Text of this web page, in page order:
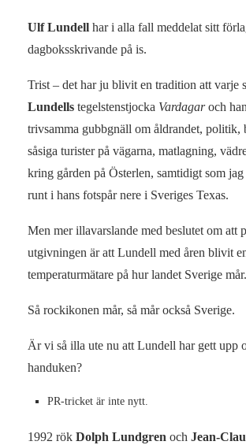
Ulf Lundell har i alla fall meddelat sitt
dagboksskrivande på is.
Trist – det har ju blivit en tradition att varje
Lundells tegelstenstjocka Vardagaroch
trivsamma gubbgnäll om åldrandet, politik,
såsiga turister på vägarna, matlagning,
kring gården på Österlen, samtidigt som
runt i hans fotspår nere i Sveriges Texas.
Men mer illavarslande med beslutet om att
utgivningen är att Lundell med åren blivit
temperaturmätare på hur landet Sverige mår.
Så rockikonen mår, så mår också Sverige.
Är vi så illa ute nu att Lundell har gett upp
handuken?
PR-tricket är inte nytt.
1992 rök Dolph Lundgren och Jean-